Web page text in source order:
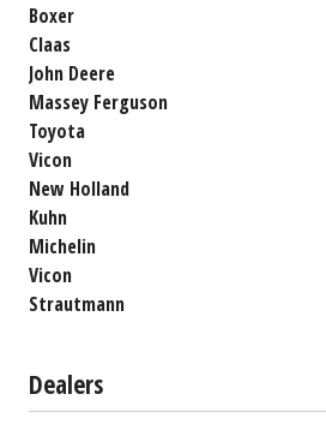
Boxer
Claas
John Deere
Massey Ferguson
Toyota
Vicon
New Holland
Kuhn
Michelin
Vicon
Strautmann
Dealers